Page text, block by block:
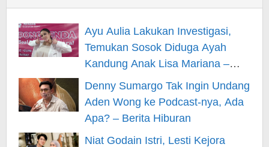
Ayu Aulia Lakukan Investigasi,
Temukan Sosok Diduga Ayah
Kandung Anak Lisa Mariana –
Berita Hiburan
Denny Sumargo Tak Ingin Undang
Aden Wong ke Podcast-nya, Ada
Apa? – Berita Hiburan
Niat Godain Istri, Lesti Kejora